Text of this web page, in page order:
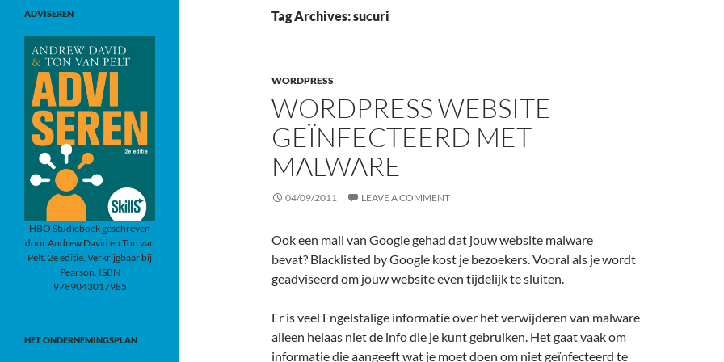
Tag Archives: sucuri
WORDPRESS
WORDPRESS WEBSITE
GEÏNFECTEERD MET
MALWARE
04/09/2011 LEAVE A COMMENT
Ook een mail van Google gehad dat jouw website malware
bevat? Blacklisted by Google kost je bezoekers. Vooral als je wordt
geadviseerd om jouw website even tijdelijk te sluiten.
Er is veel Engelstalige informatie over het verwijderen van malware
alleen helaas niet de info die je kunt gebruiken. Het gaat vaak om
informatie die aangeeft wat je moet doen om niet geïnfecteerd te
ADVISEREN
HBO Studieboek geschreven
door Andrew David en Ton van
Pelt. 2e editie. Verkrijgbaar bij
Pearson. ISBN
9789043017985
HET ONDERNEMINGSPLAN